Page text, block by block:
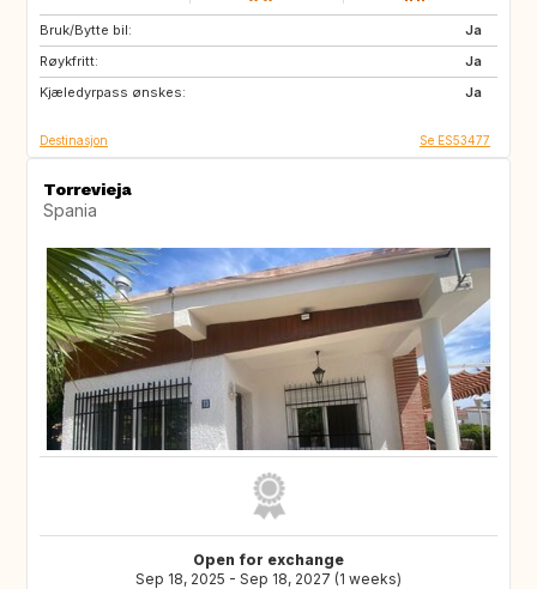
Bruk/Bytte bil:
Ja
Røykfritt:
Ja
Kjæledyrpass ønskes:
Ja
CH
NO
NZ
Destinasjon Se ES53477
Torrevieja
Spania
Open for exchange
Sep 18, 2025 - Sep 18, 2027 (1 weeks)